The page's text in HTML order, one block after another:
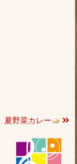
夏野菜カレー